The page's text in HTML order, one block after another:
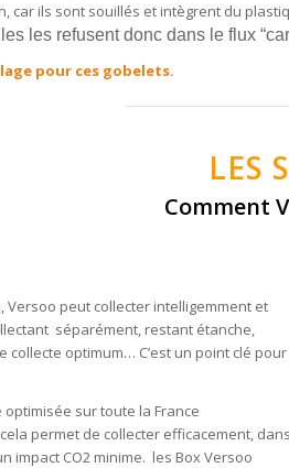
car ils sont souillés et intègrent du
les refusent donc dans le flux
pour ces gobelets.
LES
Comment
peut collecter intelligemment et
séparément, restant étanche,
optimum… C’est un point clé pour
sur toute la France
permet de collecter efficacement, dans
impact CO2 minime. les Box Versoo